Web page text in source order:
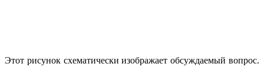
Этот рисунок схематически изображает обсуждаемый вопрос.